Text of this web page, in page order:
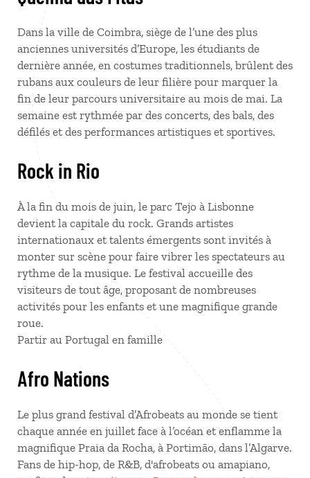
Dans la ville de Coimbra, siège de l’une des plus
anciennes universités d’Europe, les étudiants de
dernière année, en costumes traditionnels, brûlent des
rubans aux couleurs de leur filière pour marquer la
fin de leur parcours universitaire au mois de mai. La
semaine est rythmée par des concerts, des bals, des
défilés et des performances artistiques et sportives.
Rock in Rio
À la fin du mois de juin, le parc Tejo à Lisbonne
devient la capitale du rock. Grands artistes
internationaux et talents émergents sont invités à
monter sur scène pour faire vibrer les spectateurs au
rythme de la musique. Le festival accueille des
visiteurs de tout âge, proposant de nombreuses
activités pour les enfants et une magnifique grande
roue.
Partir au Portugal en famille
Afro Nations
Le plus grand festival d’Afrobeats au monde se tient
chaque année en juillet face à l’océan et enflamme la
magnifique Praia da Rocha, à Portimão, dans l’Algarve.
Fans de hip-hop, de R&B, d'afrobeats ou amapiano,